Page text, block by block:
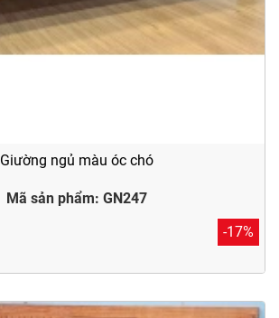
Giường ngủ màu óc chó
Mã sản phẩm: GN247
-17%